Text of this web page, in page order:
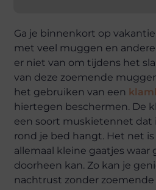
Ga je binnenkort op
met veel muggen en
er niet van om tijdens het
van deze zoemende
het gebruiken van een
hiertegen beschermen. De
een soort muskietennet dat
rond je bed hangt. Het net is
allemaal kleine gaatjes waar
doorheen kan. Zo kan je
nachtrust zonder